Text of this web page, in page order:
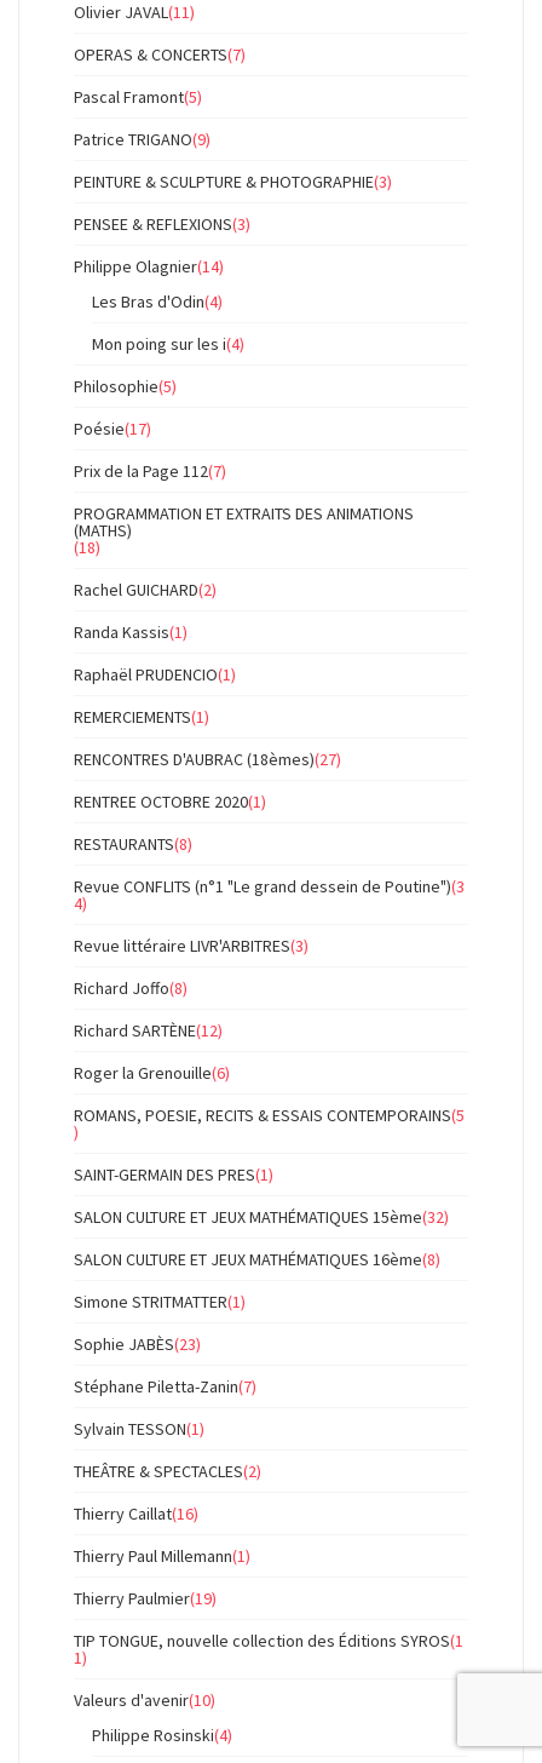
Olivier JAVAL(11)
OPERAS & CONCERTS(7)
Pascal Framont(5)
Patrice TRIGANO(9)
PEINTURE & SCULPTURE & PHOTOGRAPHIE(3)
PENSEE & REFLEXIONS(3)
Philippe Olagnier(14)
Les Bras d'Odin(4)
Mon poing sur les i(4)
Philosophie(5)
Poésie(17)
Prix de la Page 112(7)
PROGRAMMATION ET EXTRAITS DES ANIMATIONS
(MATHS)
(18)
Rachel GUICHARD(2)
Randa Kassis(1)
Raphaël PRUDENCIO(1)
REMERCIEMENTS(1)
RENCONTRES D'AUBRAC (18èmes)(27)
RENTREE OCTOBRE 2020(1)
RESTAURANTS(8)
Revue CONFLITS (n°1 "Le grand dessein de Poutine")(3
4)
Revue littéraire LIVR'ARBITRES(3)
Richard Joffo(8)
Richard SARTÈNE(12)
Roger la Grenouille(6)
ROMANS, POESIE, RECITS & ESSAIS CONTEMPORAINS(5
)
SAINT-GERMAIN DES PRES(1)
SALON CULTURE ET JEUX MATHÉMATIQUES 15ème(32)
SALON CULTURE ET JEUX MATHÉMATIQUES 16ème(8)
Simone STRITMATTER(1)
Sophie JABÈS(23)
Stéphane Piletta-Zanin(7)
Sylvain TESSON(1)
THEÂTRE & SPECTACLES(2)
Thierry Caillat(16)
Thierry Paul Millemann(1)
Thierry Paulmier(19)
TIP TONGUE, nouvelle collection des Éditions SYROS(1
1)
Valeurs d'avenir(10)
Philippe Rosinski(4)